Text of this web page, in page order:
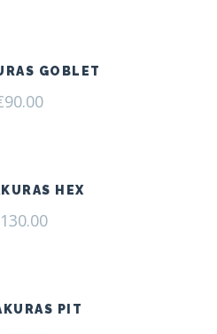
GOBLET
90.00
HEX
130.00
PIT